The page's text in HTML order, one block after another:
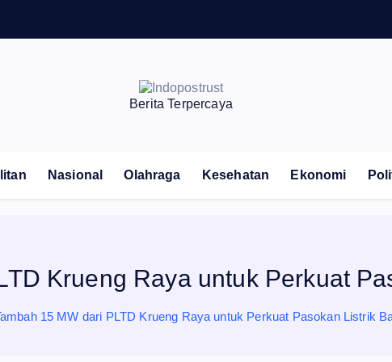
Berita Terpercaya
Nasional Olahraga Kesehatan Ekonomi
Krueng Raya untuk Perkuat
15 MW dari PLTD Krueng Raya untuk Perkuat Pasokan Listrik